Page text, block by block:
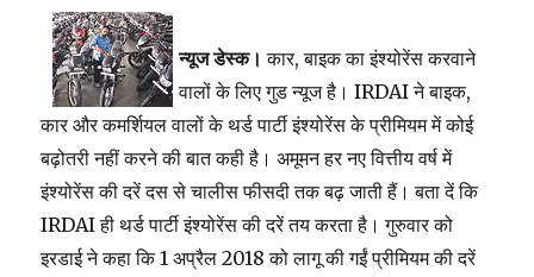
न्यूज डेस्क। कार, बाइक का इंश्योरेंस करवाने
वालों के लिए गुड न्यूज है। IRDAI ने बाइक,
कार और कमर्शियल वालों के थर्ड पार्टी इंश्योरेंस के प्रीमियम में कोई
बढ़ोतरी नहीं करने की बात कही है।अमूमनहर नए वित्तीय वर्ष में
इंश्योरेंस की दरें दस से चालीस फीसदी तक बढ़ जाती हैं। बता दें कि
IRDAI ही थर्ड पार्टी इंश्योरेंस की दरें तय करता है। गुरुवार को
इरडाई ने कहा कि 1 अप्रैल 2018 को लागू की गईं प्रीमियम की दरें